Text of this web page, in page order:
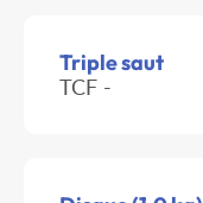
Triple saut
TCF -